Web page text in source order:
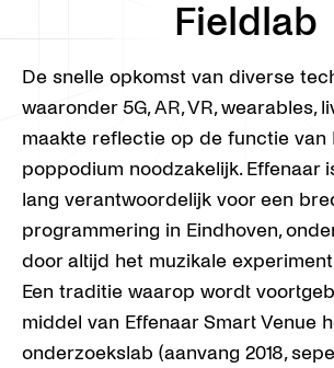
Fieldlab
De snelle opkomst van diverse
waaronder 5G, AR, VR, wearables,
maakte reflectie op de functie van
poppodium noodzakelijk. Effenaar
lang verantwoordelijk voor een
programmering in Eindhoven,
door altijd het muzikale
Een traditie waarop wordt
middel van Effenaar Smart Venue
onderzoekslab (aanvang 2018,